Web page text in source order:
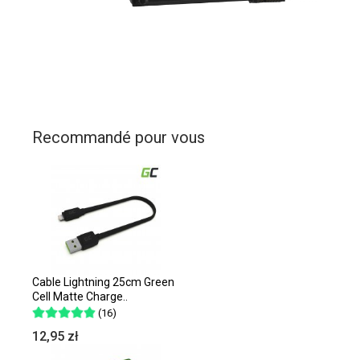
Recommandé pour vous
Cable Lightning 25cm Green
Cell Matte Charge..
(16)
12,95 zł